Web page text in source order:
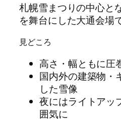
札幌雪まつりの中心と
を舞台にした大通会場
見どころ
高さ・幅ともに圧
国内外の建築物・
した雪像
夜にはライトアッ
囲気に